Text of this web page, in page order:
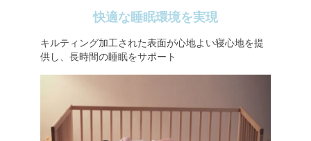
快適な睡眠環境を実現
キルティング加工された表面が心地よい寝心地を提
供し、長時間の睡眠をサポート